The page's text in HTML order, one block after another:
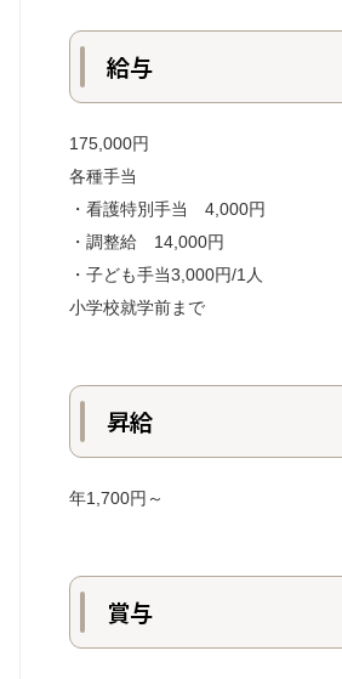
給与
175,000円
各種手当
・看護特別手当 4,000円
・調整給 14,000円
・子ども手当3,000円/1人
小学校就学前まで
昇給
年1,700円～
賞与